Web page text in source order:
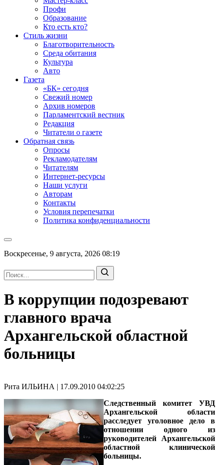
Профи
Образование
Кто есть кто?
Стиль жизни
Благотворительность
Среда обитания
Культура
Авто
Газета
«БК» сегодня
Свежий номер
Архив номеров
Парламентский вестник
Редакция
Читатели о газете
Обратная связь
Опросы
Рекламодателям
Читателям
Интернет-ресурсы
Наши услуги
Авторам
Контакты
Условия перепечатки
Политика конфиденциальности
Воскресенье, 9 августа, 2026 08:19
В коррупции подозревают
главного врача
Архангельской областной
больницы
Рита ИЛЬИНА | 17.09.2010 04:02:25
Следственный комитет УВД
Архангельской области
расследует уголовное дело в
отношении одного из
руководителей Архангельской
областной клинической
больницы.